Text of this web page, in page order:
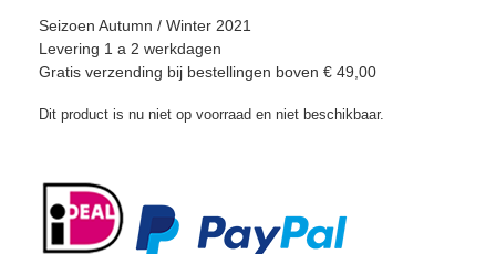
Seizoen Autumn / Winter 2021
Levering 1 a 2 werkdagen
Gratis verzending bij bestellingen boven € 49,00
Dit product is nu niet op voorraad en niet beschikbaar.